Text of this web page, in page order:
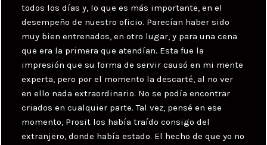
todos los días y, lo que es más importante, en el
desempeño de nuestro oficio. Parecían haber sido
muy bien entrenados, en otro lugar, y para una cena
que era la primera que atendían. Esta fue la
impresión que su forma de servir causó en mi mente
experta, pero por el momento la descarté, al no ver
en ello nada extraordinario. No se podía encontrar
criados en cualquier parte. Tal vez, pensé en ese
momento, Prosit los había traído consigo del
extranjero, donde había estado. El hecho de que yo no